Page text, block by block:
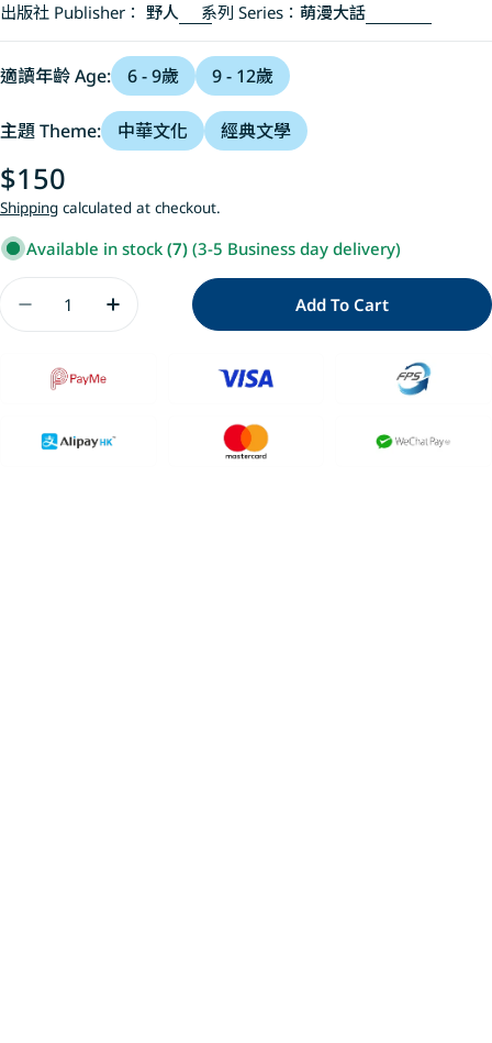
出版社 Publisher： 野人 系列 Series： 萌漫大話
適讀年齡 Age: 6 - 9歲 9 - 12歲
主題 Theme: 中華文化 經典文學
Regular
price
$150
Shipping calculated at checkout.
Available in stock (7) (3-5 Business day delivery)
Decrease Quantity For 萌漫大話三國演義(4)【水淹
Increase Quantity For 萌漫大話三國演義
Add To Cart